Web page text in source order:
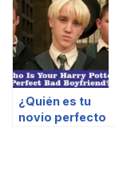
¿Quién es tu
novio perfecto